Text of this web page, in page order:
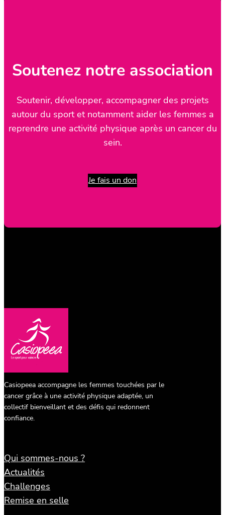
Soutenez notre association
Soutenir, développer, accompagner des projets
autour du sport et notamment aider les femmes a
reprendre une activité physique après un cancer du
sein.
Je fais un don
Casiopeea accompagne les femmes touchées par le
cancer grâce à une activité physique adaptée, un
collectif bienveillant et des défis qui redonnent
confiance.
Qui sommes-nous ?
Actualités
Challenges
Remise en selle